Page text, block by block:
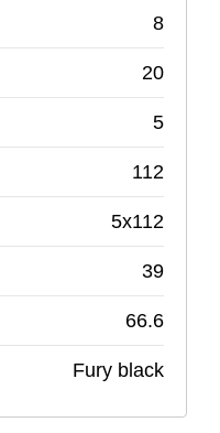
8
20
5
112
5x112
39
66.6
Fury black